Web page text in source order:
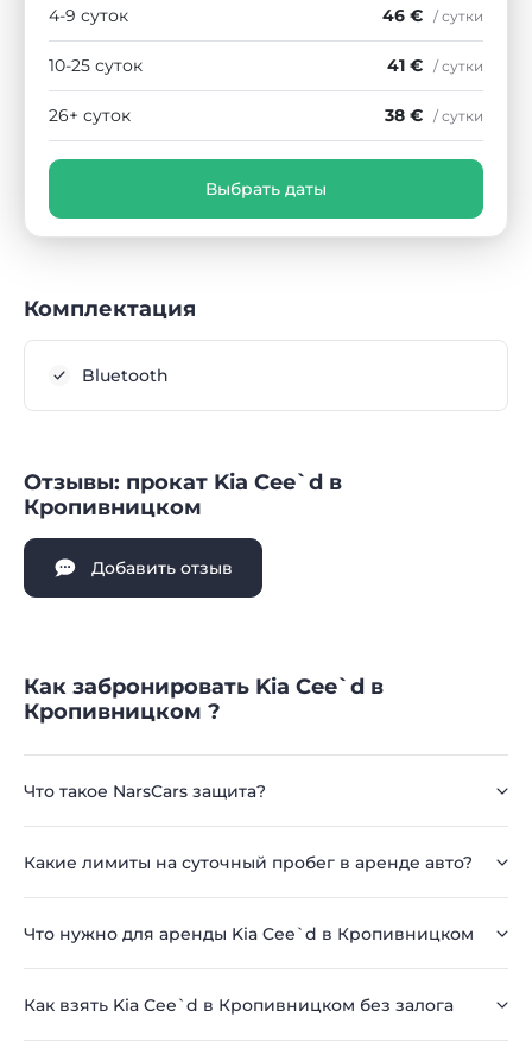
4-9 суток 46 € / сутки
10-25 суток 41 € / сутки
26+ суток 38 € / сутки
Выбрать даты
Комплектация
Bluetooth
Отзывы: прокат Kia Cee`d в
Кропивницком
Добавить отзыв
Как забронировать Kia Cee`d в
Кропивницком ?
Что такое NarsCars защита?
Какие лимиты на суточный пробег в аренде авто?
Что нужно для аренды Kia Cee`d в Кропивницком
Как взять Kia Cee`d в Кропивницком без залога